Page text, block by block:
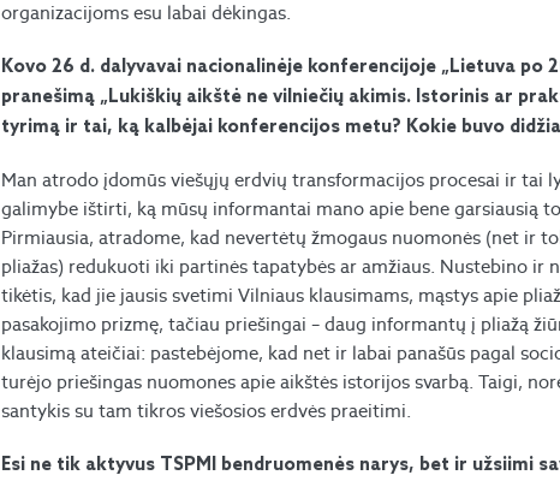
organizacijoms esu labai dėkingas.
Kovo 26 d. dalyvavai nacionalinėje konferencijoje „Lietuva po
pranešimą „Lukiškių aikštė ne vilniečių akimis. Istorinis ar
tyrimą ir tai, ką kalbėjai konferencijos metu? Kokie buvo
Man atrodo įdomūs viešųjų erdvių transformacijos procesai ir tai
galimybe ištirti, ką mūsų informantai mano apie bene garsiausią
Pirmiausia, atradome, kad nevertėtų žmogaus nuomonės (net ir
pliažas) redukuoti iki partinės tapatybės ar amžiaus. Nustebino ir
tikėtis, kad jie jausis svetimi Vilniaus klausimams, mąstys apie
pasakojimo prizmę, tačiau priešingai – daug informantų į pliažą
klausimą ateičiai: pastebėjome, kad net ir labai panašūs pagal
turėjo priešingas nuomones apie aikštės istorijos svarbą. Taigi,
santykis su tam tikros viešosios erdvės praeitimi.
Esi ne tik aktyvus TSPMI bendruomenės narys, bet ir užsiimi